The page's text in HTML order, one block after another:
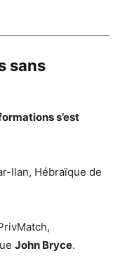
sans
s’est
Ilan, Hébraïque de
John Bryce.